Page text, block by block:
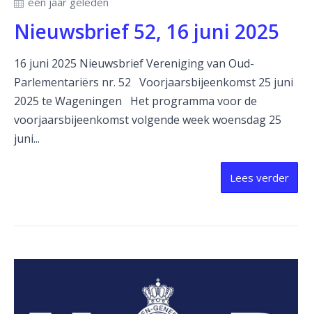
Nieuwsbrief 52, 16 juni 2025
16 juni 2025 Nieuwsbrief Vereniging van Oud-
Parlementariërs nr. 52 Voorjaarsbijeenkomst 25 juni
2025 te Wageningen Het programma voor de
voorjaarsbijeenkomst volgende week woensdag 25
juni...
Lees verder